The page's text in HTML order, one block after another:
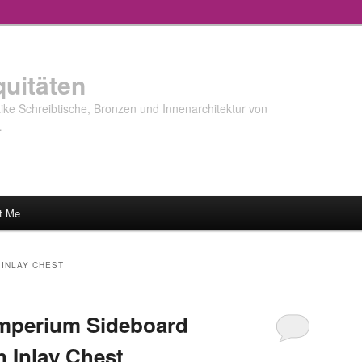
Schreibtische, Bronzen und Innenarchitektur von
Me
CHEST
Sideboard